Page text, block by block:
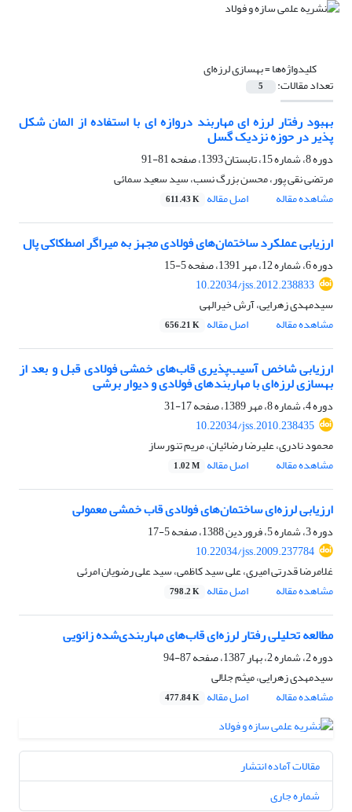
کلیدواژه‌ها =بهسازی لرزه‌ای
تعداد مقالات: 5
بهبود رفتار لرزه ای مهاربند دروازه ای با استفاده از المان شکل
پذیر در حوزه نزدیک گسل
دوره 8، شماره 15، تابستان 1393، صفحه
81-91
مرتضی نقی پور، محسن بزرگ نسب، سید سعید سمائی
مشاهده مقاله
اصل مقاله 611.43 K
ارزیابی عملکرد ساختمان‌های فولادی مجهز به میراگر اصطکاکی پال
دوره 6، شماره 12، مهر 1391، صفحه
5-15
10.22034/jss.2012.238833
سیدمهدی زهرایی، آرش خیرالهی
مشاهده مقاله
اصل مقاله 656.21 K
ارزیابی شاخص آسیب‌پذیری قاب‌های خمشی فولادی قبل و بعد از
بهسازی لرزه‌ای با مهاربندهای فولادی و دیوار برشی
دوره 4، شماره 8، مهر 1389، صفحه
17-31
10.22034/jss.2010.238435
محمود نادری، علیرضا رضائیان، مریم تنورساز
مشاهده مقاله
اصل مقاله 1.02 M
ارزیابی لرزه‌ای ساختمان‌های فولادی قاب خمشی معمولی
دوره 3، شماره 5، فروردین 1388، صفحه
5-17
10.22034/jss.2009.237784
غلامرضا قدرتی امیری، علی سید کاظمی، سید علی رضویان امرئی
مشاهده مقاله
اصل مقاله 798.2 K
مطالعه تحلیلی رفتار لرزه‌ای قاب‌های مهاربندی‌شده زانویی
دوره 2، شماره 2، بهار 1387، صفحه
87-94
سیدمهدی زهرایی، میثم جلالی
مشاهده مقاله
اصل مقاله 477.84 K
مقالات آماده انتشار
شماره جاری